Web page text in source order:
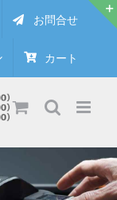
お問合せ
カート